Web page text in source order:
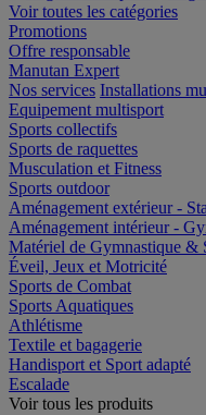
Voir toutes les catégories
Promotions
Offre responsable
Manutan Expert
Nos services Installations
Equipement multisport
Sports collectifs
Sports de raquettes
Musculation et Fitness
Sports outdoor
Aménagement extérieur -
Aménagement intérieur -
Matériel de Gymnastique &
Éveil, Jeux et Motricité
Sports de Combat
Sports Aquatiques
Athlétisme
Textile et bagagerie
Handisport et Sport adapté
Escalade
Voir tous les produits